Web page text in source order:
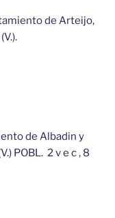
de Arteijo,
de Albadin y
POBL. 2 v e c , 8